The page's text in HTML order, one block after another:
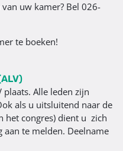
uw kamer? Bel 026-
te boeken!
Alle leden zijn
als u uitsluitend naar de
het congres) dient u zich
te melden. Deelname